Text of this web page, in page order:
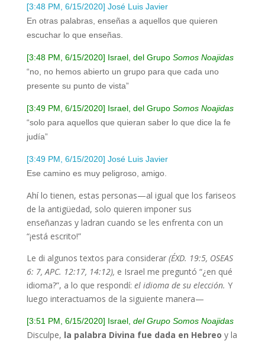
[3:48 PM, 6/15/2020] José Luis Javier
En otras palabras, enseñas a aquellos que quieren
escuchar lo que enseñas.
[3:48 PM, 6/15/2020] Israel, del Grupo Somos Noajidas
“no, no hemos abierto un grupo para que cada uno
presente su punto de vista”
[3:49 PM, 6/15/2020] Israel, del Grupo Somos Noajidas
“solo para aquellos que quieran saber lo que dice la fe
judía”
[3:49 PM, 6/15/2020] José Luis Javier
Ese camino es muy peligroso, amigo.
Ahí lo tienen, estas personas—al igual que los fariseos
de la antigüedad, solo quieren imponer sus
enseñanzas y ladran cuando se les enfrenta con un
“¡está escrito!”
Le di algunos textos para considerar (ÉXD. 19:5, OSEAS
6: 7, APC. 12:17, 14:12), e Israel me preguntó “¿en qué
idioma?”, a lo que respondí: el idioma de su elección. Y
luego interactuamos de la siguiente manera—
[3:51 PM, 6/15/2020] Israel, del Grupo Somos Noajidas
Disculpe, la palabra Divina fue dada en Hebreo y la